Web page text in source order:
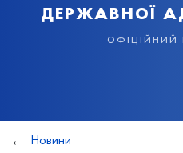
державної
офіційний
Новини